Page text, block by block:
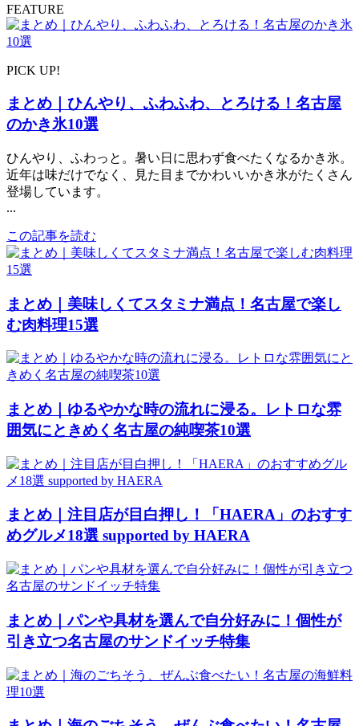
FEATURE
PICK UP!
まとめ｜ひんやり、ふわふわ、とろける！名古屋
のかき氷10選
ひんやり、ふわっと。暑い日に思わず食べたくなるかき氷。
近年は味だけでなく、見た目までかわいいかき氷がたくさん
登場しています。
...
この記事を読む
まとめ｜美味しくてスタミナ満点！名古屋で楽し
む肉料理15選
まとめ｜ゆるやかな時の流れに浸る。レトロな雰
囲気にときめく名古屋の純喫茶10選
まとめ｜注目店が目白押し！「HAERA」のおすす
めグルメ18選 supported by HAERA
まとめ｜パンや具材を選んで自分好みに！個性が
引き立つ名古屋のサンドイッチ特集